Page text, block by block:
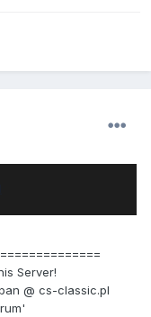
Server!
@ cs-classic.pl